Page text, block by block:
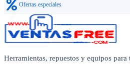
Ofertas especiales
Herramientas, repuestos y equipos para